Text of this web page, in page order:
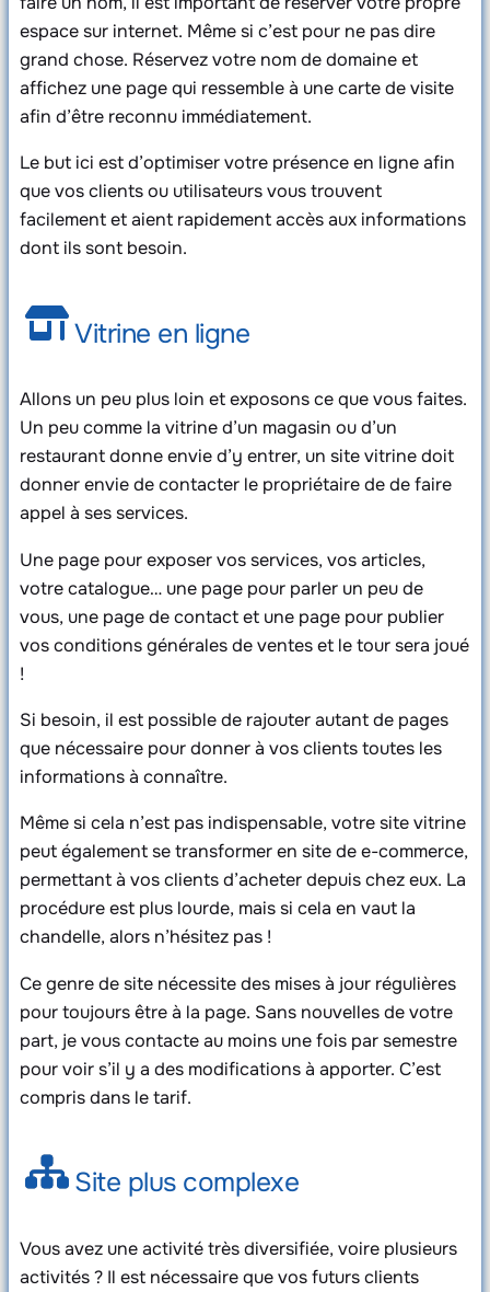
espace sur internet. Même si c’est pour ne pas dire
grand chose. Réservez votre nom de domaine et
affichez une page qui ressemble à une carte de visite
afin d’être reconnu immédiatement.
Le but ici est d’optimiser votre présence en ligne afin
que vos clients ou utilisateurs vous trouvent
facilement et aient rapidement accès aux informations
dont ils sont besoin.
Vitrine en ligne
Allons un peu plus loin et exposons ce que vous faites.
Un peu comme la vitrine d’un magasin ou d’un
restaurant donne envie d’y entrer, un site vitrine doit
donner envie de contacter le propriétaire de de faire
appel à ses services.
Une page pour exposer vos services, vos articles,
votre catalogue… une page pour parler un peu de
vous, une page de contact et une page pour publier
vos conditions générales de ventes et le tour sera joué
!
Si besoin, il est possible de rajouter autant de pages
que nécessaire pour donner à vos clients toutes les
informations à connaître.
Même si cela n’est pas indispensable, votre site vitrine
peut également se transformer en site de e-commerce,
permettant à vos clients d’acheter depuis chez eux. La
procédure est plus lourde, mais si cela en vaut la
chandelle, alors n’hésitez pas !
Ce genre de site nécessite des mises à jour régulières
pour toujours être à la page. Sans nouvelles de votre
part, je vous contacte au moins une fois par semestre
pour voir s’il y a des modifications à apporter. C’est
compris dans le tarif.
Site plus complexe
Vous avez une activité très diversifiée, voire plusieurs
activités ? Il est nécessaire que vos futurs clients